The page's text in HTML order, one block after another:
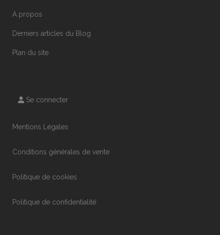
A propos
Derniers articles du Blog
Plan du site
Se connecter
Mentions Légales
Conditions générales de vente
Politique de cookies
Politique de confidentialité